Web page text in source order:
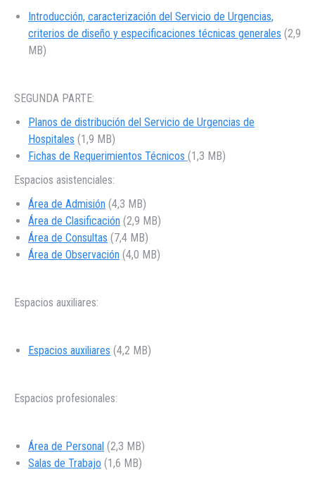
Introducción, caracterización del Servicio de Urgencias,
criterios de diseño y especificaciones técnicas generales (2,9
MB)
SEGUNDA PARTE:
Planos de distribución del Servicio de Urgencias de
Hospitales (1,9 MB)
Fichas de Requerimientos Técnicos (1,3 MB)
Espacios asistenciales:
Área de Admisión (4,3 MB)
Área de Clasificación (2,9 MB)
Área de Consultas (7,4 MB)
Área de Observación (4,0 MB)
Espacios auxiliares:
Espacios auxiliares (4,2 MB)
Espacios profesionales:
Área de Personal (2,3 MB)
Salas de Trabajo (1,6 MB)